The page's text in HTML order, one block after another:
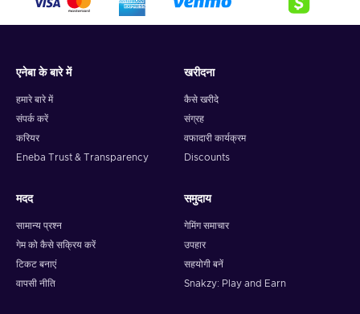
एनेबा के बारे में
हमारे बारे में
संपर्क करें
करियर
Eneba Trust & Transparency
खरीदना
कैसे खरीदे
संग्रह
वफादारी कार्यक्रम
Discounts
मदद
सामान्य प्रश्न
गेम को कैसे सक्रिय करें
टिकट बनाएं
वापसी नीति
समुदाय
गेमिंग समाचार
उपहार
सहयोगी बनें
Snakzy: Play and Earn